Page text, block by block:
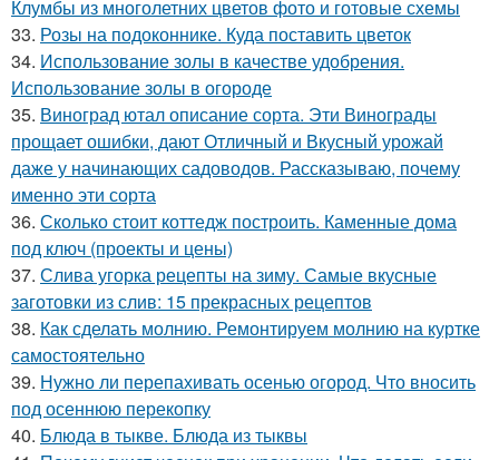
Клумбы из многолетних цветов фото и готовые схемы
33. Розы на подоконнике. Куда поставить цветок
34. Использование золы в качестве удобрения.
Использование золы в огороде
35. Виноград ютал описание сорта. Эти Винограды
прощает ошибки, дают Отличный и Вкусный урожай
даже у начинающих садоводов. Рассказываю, почему
именно эти сорта
36. Сколько стоит коттедж построить. Каменные дома
под ключ (проекты и цены)
37. Слива угорка рецепты на зиму. Самые вкусные
заготовки из слив: 15 прекрасных рецептов
38. Как сделать молнию. Ремонтируем молнию на куртке
самостоятельно
39. Нужно ли перепахивать осенью огород. Что вносить
под осеннюю перекопку
40. Блюда в тыкве. Блюда из тыквы